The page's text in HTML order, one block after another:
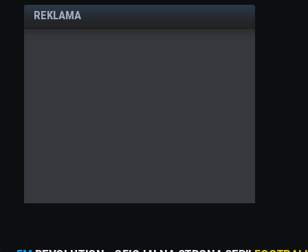
REKLAMA